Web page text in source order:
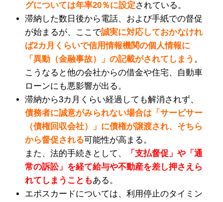
グについては年率20％に設定されている。
滞納した数日後から電話、および手紙での督促
が始まるが、ここで誠実に対応しておかなけれ
ば2カ月くらいで信用情報機関の個人情報に
「異動（金融事故）」の記載がされてしまう 。
こうなると他の会社からの借金や住宅、自動車
ローンにも悪影響が出る。
滞納から3カ月くらい経過しても解消されず、
債務者に誠意がみられない場合は「サービサー
（債権回収会社）」に債権が譲渡され、そちら
から督促される可能性が高まる。
また、法的手続きとして、
「支払督促」や「通
常の訴訟」を経て給与や不動産を差し押さえら
れてしまうこともある。
エポスカードについては、利用停止のタイミン